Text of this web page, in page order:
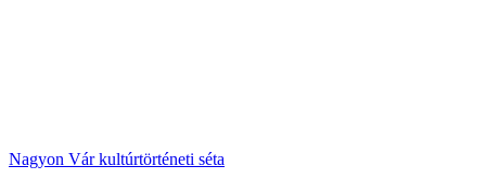
Nagyon Vár kultúrtörténeti séta